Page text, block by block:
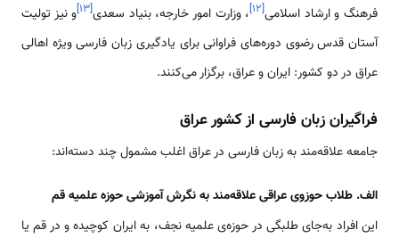
فرهنگ و ارشاد اسلامی[۱۲]، وزارت امور خارجه، بنیاد سعدی[۱۳]و نیز تولیت
آستان قدس رضوی دوره‌های فراوانی برای یادگیری زبان فارسی ویژه اهالی
عراق در دو کشور: ایران و عراق، برگزار می‌کنند.
فراگیران زبان فارسی از کشور عراق
جامعه علاقه‌مند به زبان فارسی در عراق اغلب مشمول چند دسته‌اند:
الف. طلاب حوزوی عراقی علاقه‌مند به نگرش آموزشی حوزه علمیه قم
این افراد به‌جای طلبگی در حوزه‌ی علمیه نجف، به ایران کوچیده و در قم یا